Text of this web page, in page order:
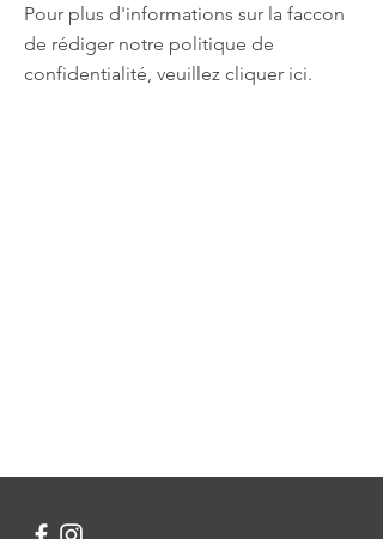
Pour plus d'informations sur la faccon
de rédiger notre politique de
confidentialité, veuillez cliquer ici.